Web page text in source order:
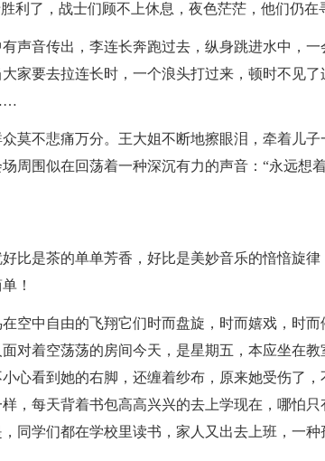
利了，战士们顾不上休息，夜色茫茫，他们仍在
声音传出，李连长奔跑过去，纵身跳进水中，
家要去拉连长时，一个浪头打过来，顿时不见
莫不悲痛万分。王大姐不断地擦眼泪，牵着儿
周围似在回荡着一种深沉有力的声音：“永远
比是茶的单单芳香，好比是美妙音乐的愔愔旋
！
空中自由的飞翔它们时而盘旋，时而嬉戏，时
对着空荡荡的房间今天，是星期五，本应坐在教
心看到她的右脚，还缠着纱布，原来她受伤了
，每天背着书包高高兴兴的去上学现在，哪怕
同学们都在学校里读书，家人又出去上班，一种